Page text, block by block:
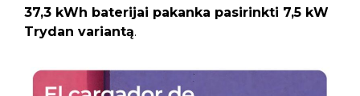
37,3 kWh baterijai pakanka pasirinkti 7,5 kW
Trydan variantą.